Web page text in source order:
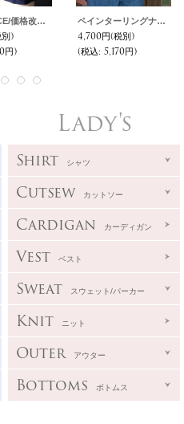
【RE PRICE/価格改定】度詰ワッフル1コンチョボタンヘンリーネック7分袖カットソー【MADE IN JAPAN】『日本製』/ Upscape Audience
)
円)
ペインターリングナローベルト / Pieroglyph
4,700円(税別)
(税込: 5,170円)
Lady's
Shirt シャツ
Cutsew カットソー
Cardigan カーディガン
Vest ベスト
Sweat スウェット/パーカー
Knit ニット
Outer アウター
Bottoms ボトムス